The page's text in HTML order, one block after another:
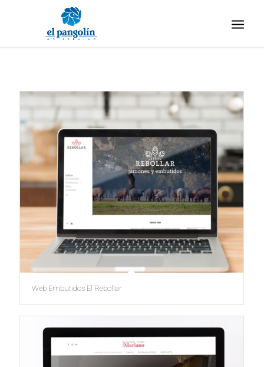
Web Embutidos El Rebollar